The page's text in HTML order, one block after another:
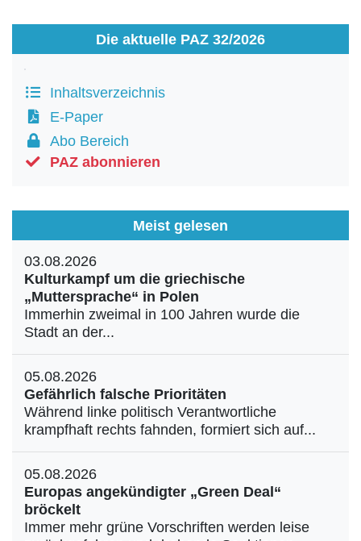
Die aktuelle PAZ 32/2026
Inhaltsverzeichnis
E-Paper
Abo Bereich
PAZ abonnieren
Meist gelesen
03.08.2026
Kulturkampf um die griechische
„Muttersprache“ in Polen
Immerhin zweimal in 100 Jahren wurde die
Stadt an der...
05.08.2026
Gefährlich falsche Prioritäten
Während linke politisch Verantwortliche
krampfhaft rechts fahnden, formiert sich auf...
05.08.2026
Europas angekündigter „Green Deal“
bröckelt
Immer mehr grüne Vorschriften werden leise